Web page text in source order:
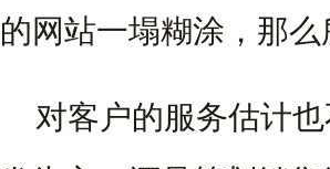
的网站一塌糊涂，那
对客户的服务估计也